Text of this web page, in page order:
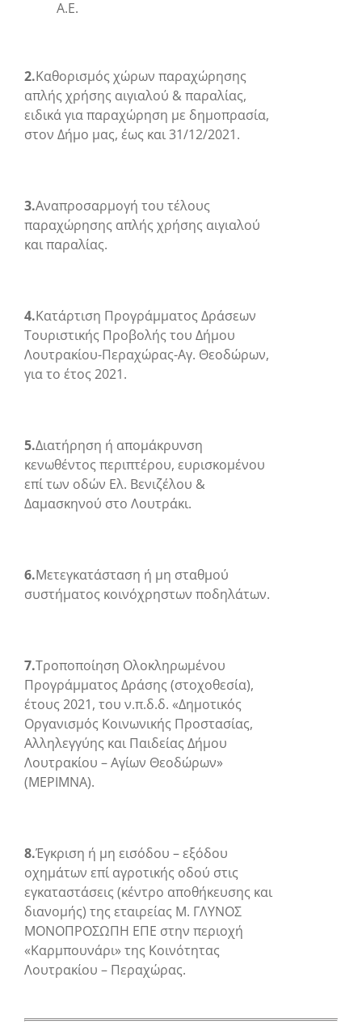
Α.Ε.
2.Καθορισμός χώρων παραχώρησης
απλής χρήσης αιγιαλού & παραλίας,
ειδικά για παραχώρηση με δημοπρασία,
στον Δήμο μας, έως και 31/12/2021.
3.Αναπροσαρμογή του τέλους
παραχώρησης απλής χρήσης αιγιαλού
και παραλίας.
4.Κατάρτιση Προγράμματος Δράσεων
Τουριστικής Προβολής του Δήμου
Λουτρακίου-Περαχώρας-Αγ. Θεοδώρων,
για το έτος 2021.
5.Διατήρηση ή απομάκρυνση
κενωθέντος περιπτέρου, ευρισκομένου
επί των οδών Ελ. Βενιζέλου &
Δαμασκηνού στο Λουτράκι.
6.Μετεγκατάσταση ή μη σταθμού
συστήματος κοινόχρηστων ποδηλάτων.
7.Τροποποίηση Ολοκληρωμένου
Προγράμματος Δράσης (στοχοθεσία),
έτους 2021, του ν.π.δ.δ. «Δημοτικός
Οργανισμός Κοινωνικής Προστασίας,
Αλληλεγγύης και Παιδείας Δήμου
Λουτρακίου – Αγίων Θεοδώρων»
(ΜΕΡΙΜΝΑ).
8.Έγκριση ή μη εισόδου – εξόδου
οχημάτων επί αγροτικής οδού στις
εγκαταστάσεις (κέντρο αποθήκευσης και
διανομής) της εταιρείας Μ. ΓΛΥΝΟΣ
ΜΟΝΟΠΡΟΣΩΠΗ ΕΠΕ στην περιοχή
«Καρμπουνάρι» της Κοινότητας
Λουτρακίου – Περαχώρας.